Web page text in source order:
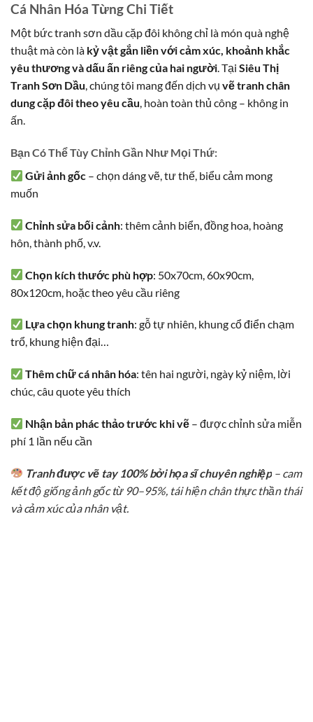
Cá Nhân Hóa Từng Chi Tiết
Một bức tranh sơn dầu cặp đôi không chỉ là món quà nghệ
thuật mà còn là kỷ vật gắn liền với cảm xúc, khoảnh khắc
yêu thương và dấu ấn riêng của hai người. Tại Siêu Thị
Tranh Sơn Dầu, chúng tôi mang đến dịch vụ vẽ tranh chân
dung cặp đôi theo yêu cầu, hoàn toàn thủ công – không in
ấn.
Bạn Có Thể Tùy Chỉnh Gần Như Mọi Thứ:
Gửi ảnh gốc – chọn dáng vẽ, tư thế, biểu cảm mong
muốn
Chỉnh sửa bối cảnh: thêm cảnh biển, đồng hoa, hoàng
hôn, thành phố, v.v.
Chọn kích thước phù hợp: 50x70cm, 60x90cm,
80x120cm, hoặc theo yêu cầu riêng
Lựa chọn khung tranh: gỗ tự nhiên, khung cổ điển chạm
trổ, khung hiện đại…
Thêm chữ cá nhân hóa: tên hai người, ngày kỷ niệm, lời
chúc, câu quote yêu thích
Nhận bản phác thảo trước khi vẽ – được chỉnh sửa miễn
phí 1 lần nếu cần
Tranh được vẽ tay 100% bởi họa sĩ chuyên nghiệp – cam
kết độ giống ảnh gốc từ 90–95%, tái hiện chân thực thần thái
và cảm xúc của nhân vật.